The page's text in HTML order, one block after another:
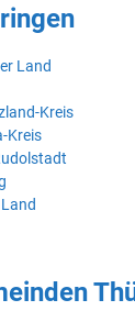
Land
Kreis
Kreis